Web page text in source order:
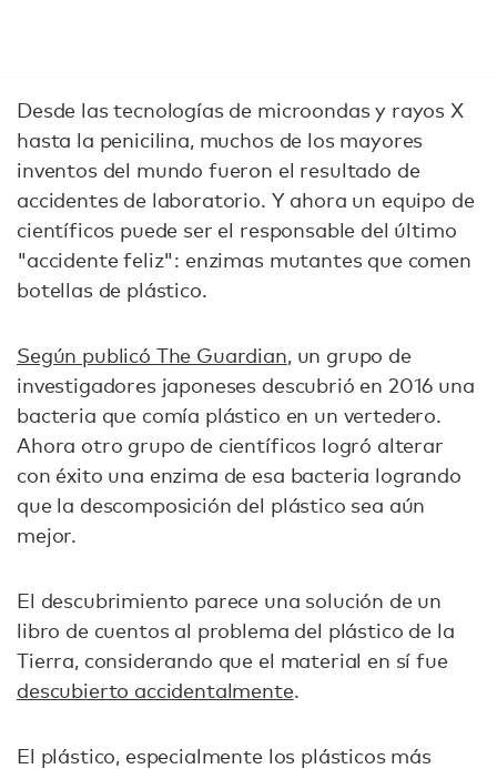
Desde las tecnologías de microondas y rayos X
hasta la penicilina, muchos de los mayores
inventos del mundo fueron el resultado de
accidentes de laboratorio. Y ahora un equipo de
científicos puede ser el responsable del último
"accidente feliz": enzimas mutantes que comen
botellas de plástico.
Según publicó The Guardian, un grupo de
investigadores japoneses descubrió en 2016 una
bacteria que comía plástico en un vertedero.
Ahora otro grupo de científicos logró alterar
con éxito una enzima de esa bacteria logrando
que la descomposición del plástico sea aún
mejor.
El descubrimiento parece una solución de un
libro de cuentos al problema del plástico de la
Tierra, considerando que el material en sí fue
descubierto accidentalmente.
El plástico, especialmente los plásticos más